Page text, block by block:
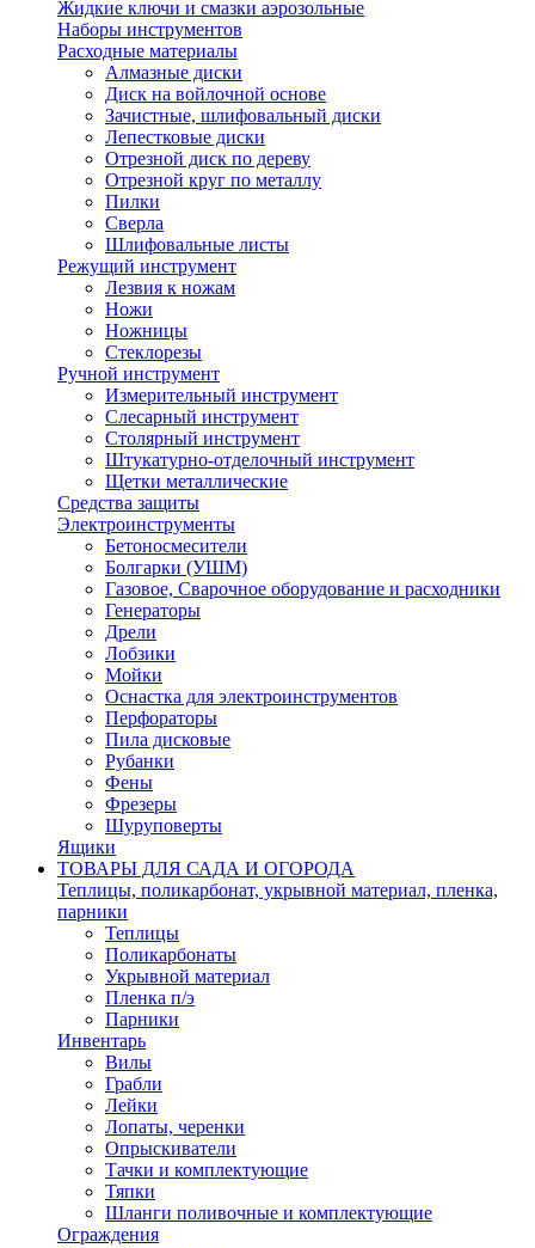
Жидкие ключи и смазки аэрозольные
Наборы инструментов
Расходные материалы
Алмазные диски
Диск на войлочной основе
Зачистные, шлифовальный диски
Лепестковые диски
Отрезной диск по дереву
Отрезной круг по металлу
Пилки
Сверла
Шлифовальные листы
Режущий инструмент
Лезвия к ножам
Ножи
Ножницы
Стеклорезы
Ручной инструмент
Измерительный инструмент
Слесарный инструмент
Столярный инструмент
Штукатурно-отделочный инструмент
Щетки металлические
Средства защиты
Электроинструменты
Бетоносмесители
Болгарки (УШМ)
Газовое, Сварочное оборудование и расходники
Генераторы
Дрели
Лобзики
Мойки
Оснастка для электроинструментов
Перфораторы
Пила дисковые
Рубанки
Фены
Фрезеры
Шуруповерты
Ящики
ТОВАРЫ ДЛЯ САДА И ОГОРОДА
Теплицы, поликарбонат, укрывной материал, пленка,
парники
Теплицы
Поликарбонаты
Укрывной материал
Пленка п/э
Парники
Инвентарь
Вилы
Грабли
Лейки
Лопаты, черенки
Опрыскиватели
Тачки и комплектующие
Тяпки
Шланги поливочные и комплектующие
Ограждения